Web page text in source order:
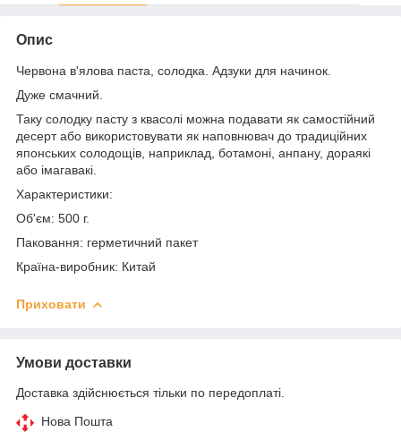
Опис
Червона в'ялова паста, солодка. Адзуки для начинок.
Дуже смачний.
Таку солодку пасту з квасолі можна подавати як самостійний
десерт або використовувати як наповнювач до традиційних
японських солодощів, наприклад, ботамоні, анпану, дораякі
або імагавакі.
Характеристики:
Об'єм: 500 г.
Паковання: герметичний пакет
Країна-виробник: Китай
Приховати
Умови доставки
Доставка здійснюється тільки по передоплаті.
Нова Пошта